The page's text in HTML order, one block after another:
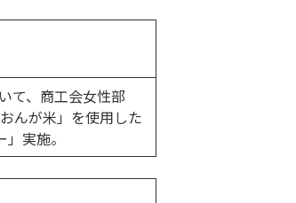
て、商工会女性部
んが米」を使用した
実施。